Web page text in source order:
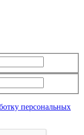
персональных